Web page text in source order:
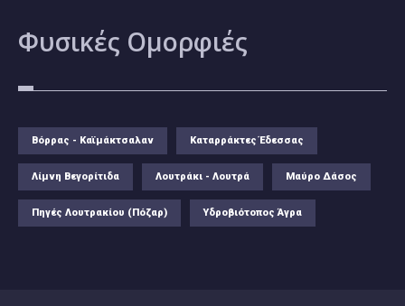
Φυσικές Ομορφιές
Βόρρας - Καϊμάκτσαλαν Καταρράκτες Έδεσσας
Λίμνη Βεγορίτιδα Λουτράκι - Λουτρά Μαύρο Δάσος
Πηγές Λουτρακίου (Πόζαρ) Υδροβιότοπος Άγρα